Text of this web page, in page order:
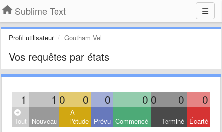
Sublime Text
Profil utilisateur Goutham Vel
Vos requêtes par états
1 1 0 0 0 0 0 0 0
Tout Nouveau
À
l'étude Prévu Commencé Terminé Écarté